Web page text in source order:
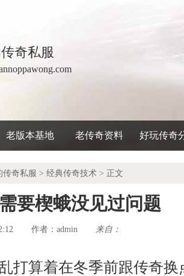
奇私服
老版本基地 老传奇资料 好玩传奇
传奇私服 > 经典传奇技术 > 正文
要楔蛾没见过问题
作者： admin 来自：
打算着在冬季前跟传奇